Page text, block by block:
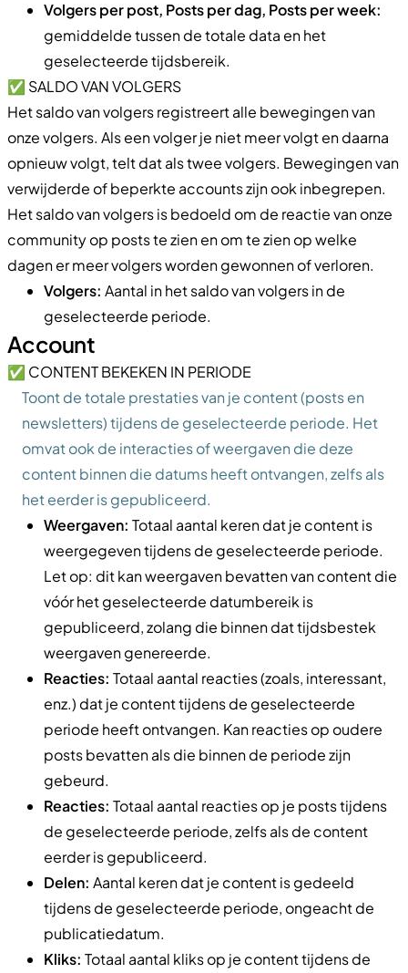
Volgers per post, Posts per dag, Posts per week:
gemiddelde tussen de totale data en het
geselecteerde tijdsbereik.
✅ SALDO VAN VOLGERS
Het saldo van volgers registreert alle bewegingen van
onze volgers. Als een volger je niet meer volgt en daarna
opnieuw volgt, telt dat als twee volgers. Bewegingen van
verwijderde of beperkte accounts zijn ook inbegrepen.
Het saldo van volgers is bedoeld om de reactie van onze
community op posts te zien en om te zien op welke
dagen er meer volgers worden gewonnen of verloren.
Volgers: Aantal in het saldo van volgers in de
geselecteerde periode.
Account
✅ CONTENT BEKEKEN IN PERIODE
Toont de totale prestaties van je content (posts en
newsletters) tijdens de geselecteerde periode. Het
omvat ook de interacties of weergaven die deze
content binnen die datums heeft ontvangen, zelfs als
het eerder is gepubliceerd.
Weergaven: Totaal aantal keren dat je content is
weergegeven tijdens de geselecteerde periode.
Let op: dit kan weergaven bevatten van content die
vóór het geselecteerde datumbereik is
gepubliceerd, zolang die binnen dat tijdsbestek
weergaven genereerde.
Reacties: Totaal aantal reacties (zoals, interessant,
enz.) dat je content tijdens de geselecteerde
periode heeft ontvangen. Kan reacties op oudere
posts bevatten als die binnen de periode zijn
gebeurd.
Reacties: Totaal aantal reacties op je posts tijdens
de geselecteerde periode, zelfs als de content
eerder is gepubliceerd.
Delen: Aantal keren dat je content is gedeeld
tijdens de geselecteerde periode, ongeacht de
publicatiedatum.
Kliks: Totaal aantal kliks op je content tijdens de